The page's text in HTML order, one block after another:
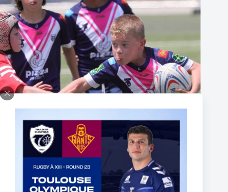
C’est la reprise des entraînements à l’Association du TO !
3 septembre 2024